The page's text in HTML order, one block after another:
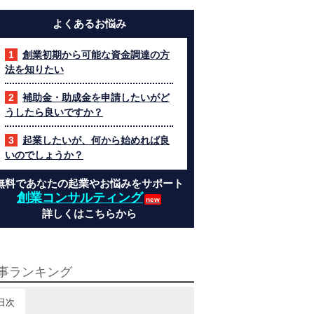
よくあるお悩み
創業初期から可能な資金調達の方
法を知りたい
補助金・助成金を申請したいがど
うしたら良いですか？
起業したいが、何から始めれば良
いのでしょうか？
料であなたの起業やお悩みをサポート
創業コンサルティング
詳しくはこちらから
ランキング
次